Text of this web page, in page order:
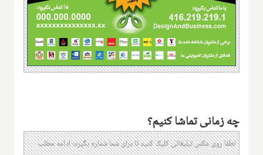
چه زمانی تماشا کنیم؟
لطفا روی عکس تبلیغاتی کلیک کنید تا برای شما شماره بگیرد؛ ادامه مطلب